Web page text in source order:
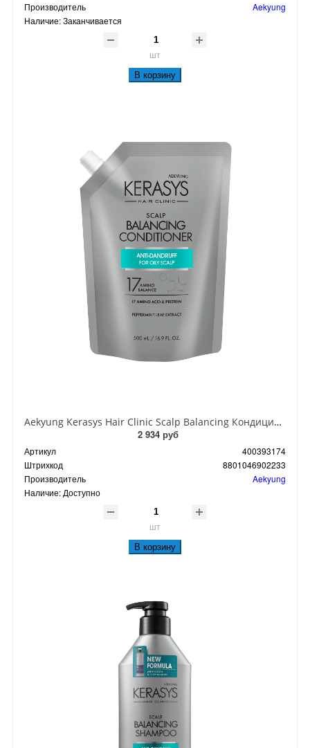
Производитель
Aekyung
Наличие:Заканчивается
шт
В корзину
Aekyung Kerasys Hair Clinic Scalp Balancing Кондиционер для волос уход за жирной кожи головы 500 мл запасной блок
2 934 руб
Артикул
400393174
Штрихкод
8801046902233
Производитель
Aekyung
Наличие: Доступно
шт
В корзину